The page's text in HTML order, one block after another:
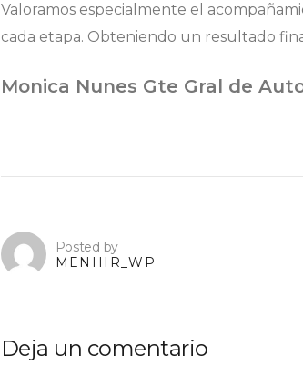
Valoramos especialmente el
cada etapa. Obteniendo un resultado
Monica Nunes Gte Gral de
Posted by
MENHIR_WP
Deja un comentario